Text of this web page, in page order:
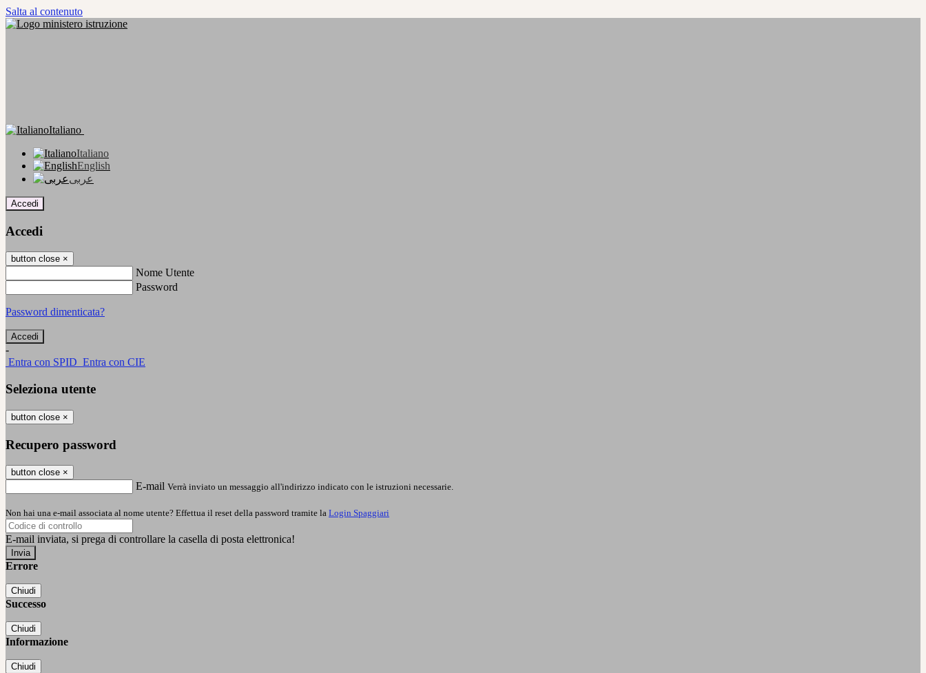
Salta al contenuto
Italiano
Italiano
English
عربى
Accedi
Accedi
button close ×
Nome Utente
Password
Password dimenticata?
-
Entra con SPID Entra con CIE
Seleziona utente
button close ×
Recupero password
button close ×
E-mail Verrà inviato un messaggio all'indirizzo indicato con le istruzioni necessarie.
Non hai una e-mail associata al nome utente? Effettua il reset della password tramite la Login Spaggiari
E-mail inviata, si prega di controllare la casella di posta elettronica!
Errore
Chiudi
Successo
Chiudi
Informazione
Chiudi